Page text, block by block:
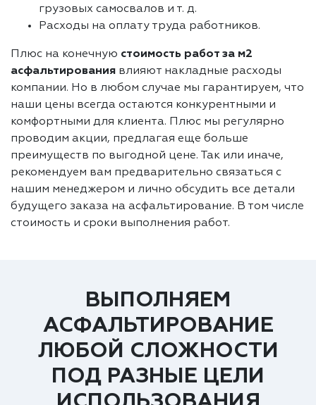
грузовых самосвалов и т. д.
Расходы на оплату труда работников.
Плюс на конечную стоимость работ за м2
асфальтирования влияют накладные расходы
компании. Но в любом случае мы гарантируем, что
наши цены всегда остаются конкурентными и
комфортными для клиента. Плюс мы регулярно
проводим акции, предлагая еще больше
преимуществ по выгодной цене. Так или иначе,
рекомендуем вам предварительно связаться с
нашим менеджером и лично обсудить все детали
будущего заказа на асфальтирование. В том числе
стоимость и сроки выполнения работ.
ВЫПОЛНЯЕМ
АСФАЛЬТИРОВАНИЕ
ЛЮБОЙ СЛОЖНОСТИ
ПОД РАЗНЫЕ ЦЕЛИ